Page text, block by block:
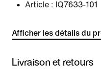
Article : IQ7633-101
Afficher les détails du
Livraison et retours